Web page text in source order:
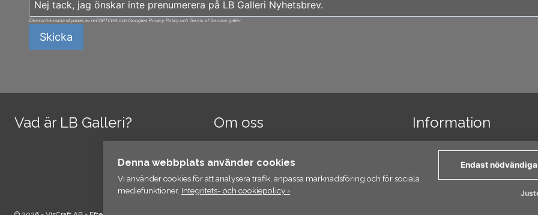
Denna hemsida skyddas av reCAPTCHA och Googles Privacy Policy och Terms of Service gäller.
Skicka
Vad är LB Galleri?
Om oss
Integritetspolicy
Information
Länkar
Denna webbplats använder cookies
Vi använder cookies för att analysera trafik, anpassa marknadsföring och för sociala
mediefunktioner. Integritets- och cookiepolicy ›.
Endast nödvändiga